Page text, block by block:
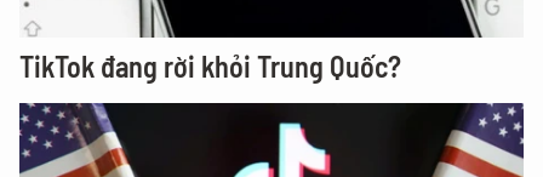
TikTok đang rời khỏi Trung Quốc?